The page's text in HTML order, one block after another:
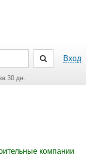
Вход
30 дн.
компании